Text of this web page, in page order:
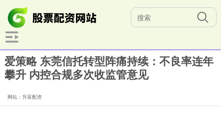
爱策略 东莞信托转型阵痛持续：不良率连年
攀升 内控合规多次收监管意见
网站：升富配资